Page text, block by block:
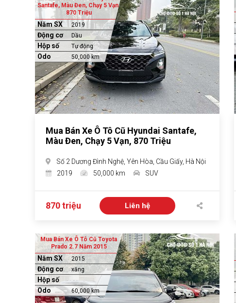
Santafe, Màu Đen, Chạy 5 Vạn,
870 Triệu
Năm SX 2019
Động cơ Dầu
Hộp số Tự động
Odo 50,000 km
Mua Bán Xe Ô Tô Cũ Hyundai Santafe,
Màu Đen, Chạy 5 Vạn, 870 Triệu
Số 2 Dương Đình Nghệ, Yên Hòa, Cầu Giấy, Hà Nội
2019
50,000 km SUV
870 triệu Liên hệ
Mua Bán Xe Ô Tô Cũ Toyota
Prado 2.7 Năm 2015
Năm SX 2015
Động cơ xăng
Hộp số
Odo
60,000 km